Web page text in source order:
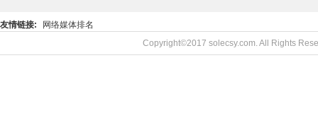
友情链接:
网络媒体排名
Copyright©2017 solecsy.com. All Rights